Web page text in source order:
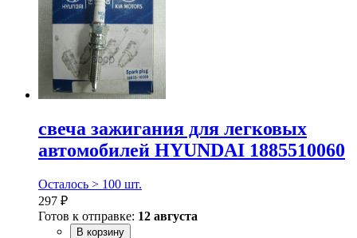
свеча зажигания для легковых
автомобилей HYUNDAI 1885510060
Осталось > 100 шт.
297 ₽
Готов к отправке: 12 августа
В корзину